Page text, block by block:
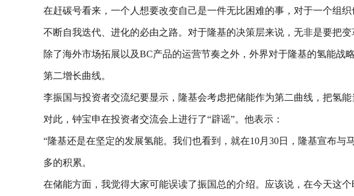
在赶碳号看来，一个人想要改变自己是一件无比困难的事，对于一个组
不断自我迭代、进化的必由之路。对于隆基的决策层来说，无非是要把变
除了海外市场拓展以及BC产品的运营节奏之外，外界对于隆基的氢能
第二增长曲线。
李振国与投资者交流纪要显示，隆基会考虑把储能作为第二曲线，把氢能
对此，钟宝申在投资者交流会上进行了“辟谣”。他表示：
“隆基还是在坚定的发展氢能。我们也看到，就在10月30日，隆基宣布
多的积累。
在储能方面，我觉得大家可能误读了振国总的介绍。应该说，在今天这